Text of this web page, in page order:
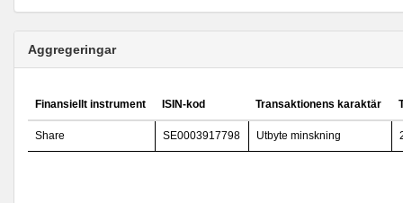
Aggregeringar
Finansiellt instrument ISIN-kod Transaktionens karaktär
Share SE0003917798 Utbyte minskning